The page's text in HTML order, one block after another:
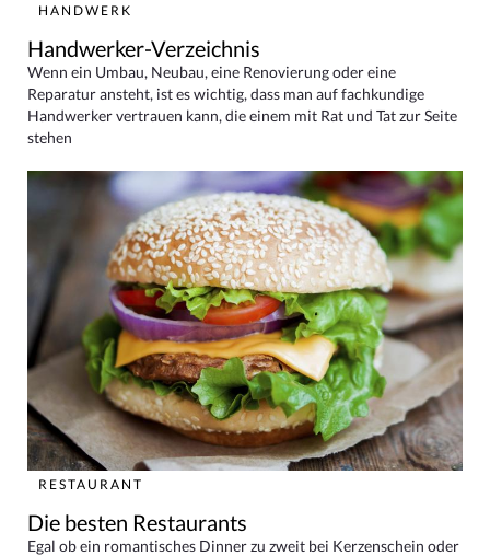
HANDWERK
Handwerker-Verzeichnis
Wenn ein Umbau, Neubau, eine Renovierung oder eine
Reparatur ansteht, ist es wichtig, dass man auf fachkundige
Handwerker vertrauen kann, die einem mit Rat und Tat zur Seite
stehen
RESTAURANT
Die besten Restaurants
Egal ob ein romantisches Dinner zu zweit bei Kerzenschein oder